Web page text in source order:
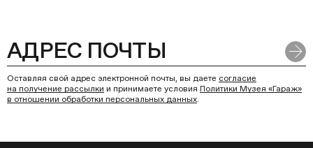
Оставляя свой адрес электронной почты, вы даете согласие
на получение рассылки и принимаете условия Политики Музея «Гараж»
в отношении обработки персональных данных